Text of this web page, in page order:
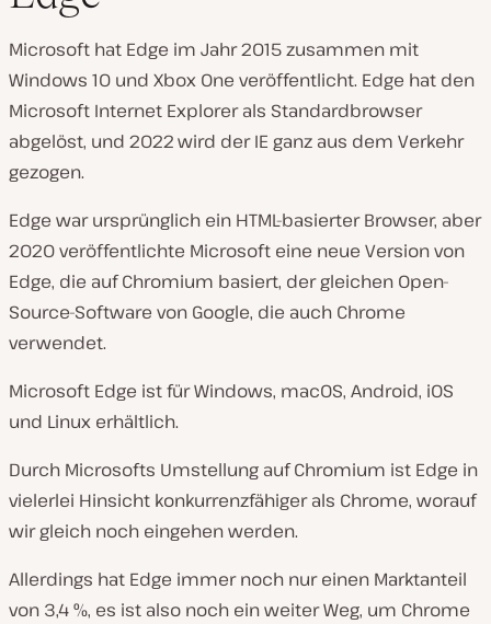
Microsoft hat Edge im Jahr 2015 zusammen mit
Windows 10 und Xbox One veröffentlicht. Edge hat den
Microsoft Internet Explorer als Standardbrowser
abgelöst, und 2022 wird der IE ganz aus dem Verkehr
gezogen.
Edge war ursprünglich ein HTML-basierter Browser, aber
2020 veröffentlichte Microsoft eine neue Version von
Edge, die auf Chromium basiert, der gleichen Open-
Source-Software von Google, die auch Chrome
verwendet.
Microsoft Edge ist für Windows, macOS, Android, iOS
und Linux erhältlich.
Durch Microsofts Umstellung auf Chromium ist Edge in
vielerlei Hinsicht konkurrenzfähiger als Chrome, worauf
wir gleich noch eingehen werden.
Allerdings hat Edge immer noch nur einen Marktanteil
von 3,4 %, es ist also noch ein weiter Weg, um Chrome